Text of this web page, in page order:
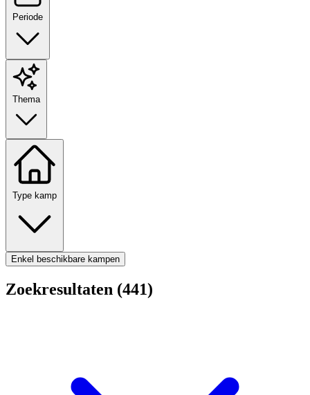
Periode
Thema
Type kamp
Enkel beschikbare kampen
Zoekresultaten (441)